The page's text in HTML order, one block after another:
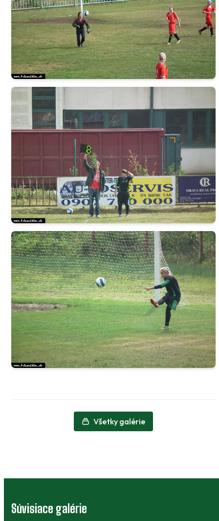
Všetky galérie
Súvisiace galérie